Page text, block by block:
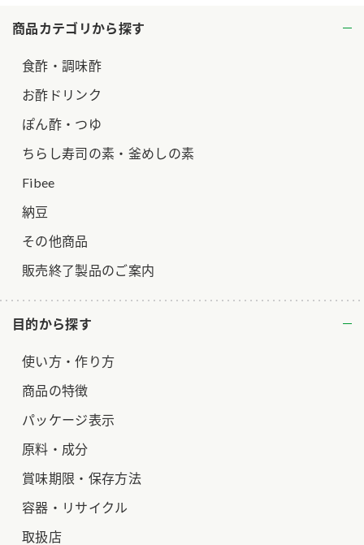
商品カテゴリから探す
食酢・調味酢
お酢ドリンク
ぽん酢・つゆ
ちらし寿司の素・釜めしの素
Fibee
納豆
その他商品
販売終了製品のご案内
目的から探す
使い方・作り方
商品の特徴
パッケージ表示
原料・成分
賞味期限・保存方法
容器・リサイクル
取扱店